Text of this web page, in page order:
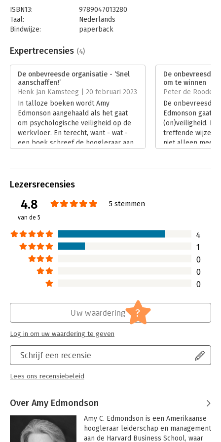
ISBN13:
9789047013280
Taal:
Nederlands
Bindwijze:
paperback
Uitgever:
Business Contact
Verschijningsdatum:
9-12-2019
Hoofdrubriek: Algemeen management
Strategisch
management
Serie:
Business Bibliotheek
Expertrecensies (4)
De onbevreesde organisatie - ‘Snel
aanschaffen!’
Henk Jan Kamsteeg | 20 februari 2023
In talloze boeken wordt Amy
Edmonson aangehaald als het gaat
om psychologische veiligheid op de
werkvloer. En terecht, want - wat -
een boek schreef de hoogleraar aan
aanschaft.
De onbevreesde
om te winnen
Peter de Roode |
De onbevreesde
Edmonson gaat
(on)veiligheid.
treffende wijze
niet alleen meer
Lezersrecensies
4.8
van de 5
5 stemmen
4
1
0
0
0
Schrijf een recensie
Lees ons recensiebeleid
Uw waardering ?
Log in om uw waardering te geven
Over Amy Edmondson
Amy C. Edmondson is een Amerikaanse
hoogleraar leiderschap en management
aan de Harvard Business School, waar